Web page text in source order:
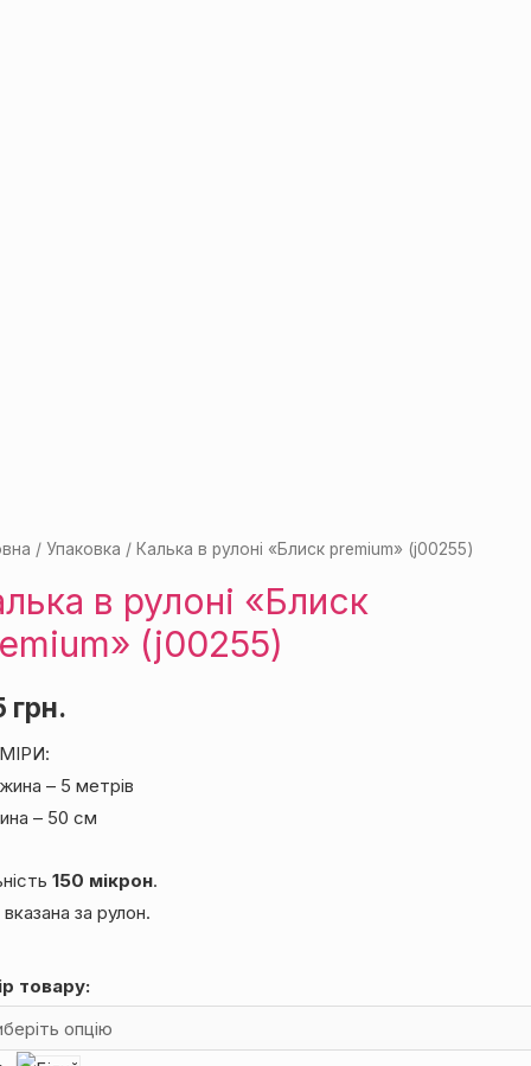
/ Упаковка / Калька в рулоні «Блиск premium» (j00255)
в рулоні «Блиск
(j00255)
грн.
– 5 метрів
– 50 см
150 мікрон.
вказана за рулон.
товару: